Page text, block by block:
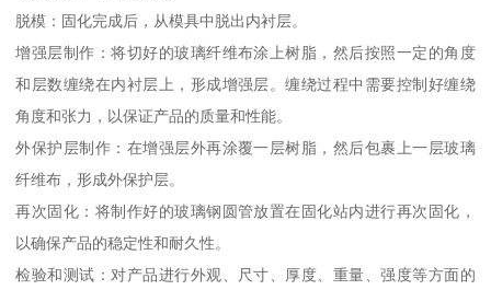
脱模：固化完成后，从模具中脱出内衬层。
增强层制作：将切好的玻璃纤维布涂上树脂，然后按照一定的角度
和层数缠绕在内衬层上，形成增强层。缠绕过程中需要控制好缠绕
角度和张力，以保证产品的质量和性能。
外保护层制作：在增强层外再涂覆一层树脂，然后包裹上一层玻璃
纤维布，形成外保护层。
再次固化：将制作好的玻璃钢圆管放置在固化站内进行再次固化，
以确保产品的稳定性和耐久性。
检验和测试：对产品进行外观、尺寸、厚度、重量、强度等方面的